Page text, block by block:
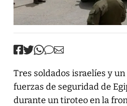
Tres soldados israelíes y
fuerzas de seguridad de
durante un tiroteo en la